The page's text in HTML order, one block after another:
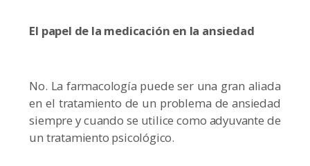
El papel de la medicación en la ansiedad
No. La farmacología puede ser una gran aliada
en el tratamiento de un problema de ansiedad
siempre y cuando se utilice como adyuvante de
un tratamiento psicológico.